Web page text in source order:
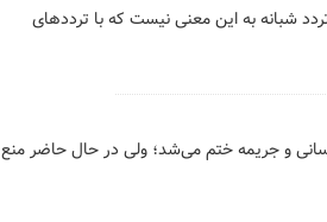
شبانه به این معنی نیست که با ترددهای
و جریمه ختم می‌شد؛ ولی در حال حاضر منع